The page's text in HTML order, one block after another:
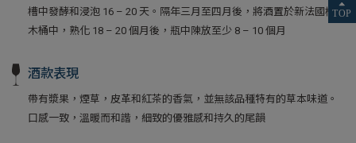
槽中發酵和浸泡 16 – 20 天。隔年三月至四月後，將酒置於新法國橡
木桶中，熟化 18 – 20 個月後，瓶中陳放至少 8 – 10 個月
酒款表現
帶有漿果，煙草，皮革和紅茶的香氣，並無該品種特有的草本味道。
口感一致，溫暖而和諧，細致的優雅感和持久的尾韻